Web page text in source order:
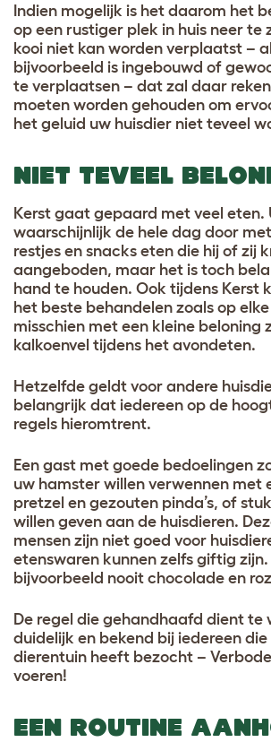
Indien mogelijk is het daarom het
op een rustiger plek in huis neer te
kooi niet kan worden verplaatst –
bijvoorbeeld is ingebouwd of
te verplaatsen – dat zal daar
moeten worden gehouden om
het geluid uw huisdier niet teveel
NIET TEVEEL
Kerst gaat gepaard met veel eten.
waarschijnlijk de hele dag door
restjes en snacks eten die hij of zij
aangeboden, maar het is toch
hand te houden. Ook tijdens Kerst
het beste behandelen zoals op
misschien met een kleine beloning
kalkoenvel tijdens het avondeten.
Hetzelfde geldt voor andere
belangrijk dat iedereen op de
regels hieromtrent.
Een gast met goede bedoelingen
uw hamster willen verwennen met
pretzel en gezouten pinda’s, of
willen geven aan de huisdieren.
mensen zijn niet goed voor
etenswaren kunnen zelfs giftig
bijvoorbeeld nooit chocolade en
De regel die gehandhaafd dient te
duidelijk en bekend bij iedereen
dierentuin heeft bezocht –
voeren!
EEN ROUTINE